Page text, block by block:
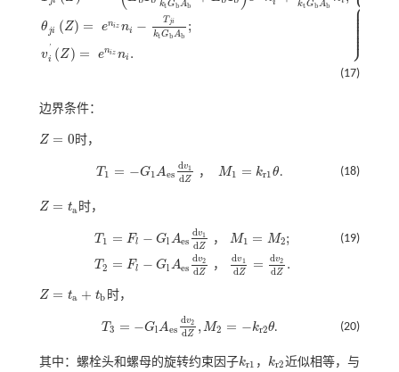
ktGbAb i ktGbAb
θ ji (Z) = eniz ni − Tji
ktGbAb
;
vi (Z) = eniz ni . ⎭
⎪⎪
⎪⎪⎪⎪⎪
⎪
sk b+EbIbe bI TjiZ= -E lA
(17)
边界条件：
Z = 0
Z= 0 时，
T1 = −G1Aes
dv1
dZ
， M1 = kr1θ
T 1 =-G es dv1d Z， M =kr1θ . (18)
Z = ta
Z= ta 时，
T1 = Fl − GlAes
dv1
dZ
， M1 = M2;
T2 = Fl − Gl Aes
dv2
dZ
， dv1
dZ = dv2
dZ .
T1 GlA v1 Z ，M1 2;T2 GlA
(19)
Z = ta + tb
Z= ta+tb 时，
T3 = −Gl Aes
dv2
dZ , M2 = −kr2θ
T3= -G Aesdv2dZ,M 2=-kr 2θ . (20)
其中：螺栓头和螺母的旋转约束因子kr1
kr1 ，kr2
kr2近似相等，与